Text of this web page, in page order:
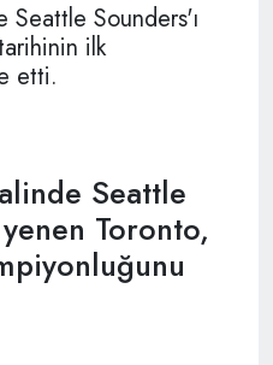
Seattle Sounders'ı
ilk
etti.
Seattle
Toronto,